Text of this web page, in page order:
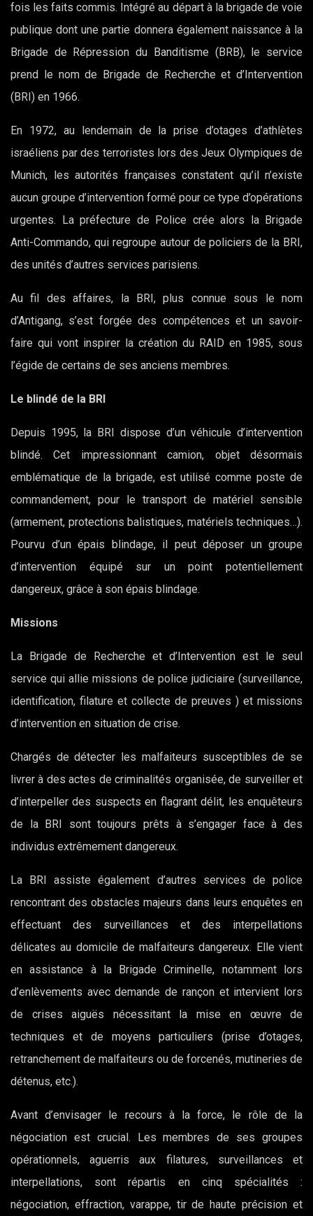
fois les faits commis. Intégré au départ à la brigade de voie
publique dont une partie donnera également naissance à la
Brigade de Répression du Banditisme (BRB), le service
prend le nom de Brigade de Recherche et d’Intervention
(BRI) en 1966.
En 1972, au lendemain de la prise d’otages d’athlètes
israéliens par des terroristes lors des Jeux Olympiques de
Munich, les autorités françaises constatent qu’il n’existe
aucun groupe d’intervention formé pour ce type d’opérations
urgentes. La préfecture de Police crée alors la Brigade
Anti-Commando, qui regroupe autour de policiers de la BRI,
des unités d’autres services parisiens.
Au fil des affaires, la BRI, plus connue sous le nom
d’Antigang, s’est forgée des compétences et un savoir-
faire qui vont inspirer la création du RAID en 1985, sous
l’égide de certains de ses anciens membres.
Le blindé de la BRI
Depuis 1995, la BRI dispose d’un véhicule d’intervention
blindé. Cet impressionnant camion, objet désormais
emblématique de la brigade, est utilisé comme poste de
commandement, pour le transport de matériel sensible
(armement, protections balistiques, matériels techniques…).
Pourvu d’un épais blindage, il peut déposer un groupe
d’intervention équipé sur un point potentiellement
dangereux, grâce à son épais blindage.
Missions
La Brigade de Recherche et d’Intervention est le seul
service qui allie missions de police judiciaire (surveillance,
identification, filature et collecte de preuves ) et missions
d’intervention en situation de crise.
Chargés de détecter les malfaiteurs susceptibles de se
livrer à des actes de criminalités organisée, de surveiller et
d’interpeller des suspects en flagrant délit, les enquêteurs
de la BRI sont toujours prêts à s’engager face à des
individus extrêmement dangereux.
La BRI assiste également d’autres services de police
rencontrant des obstacles majeurs dans leurs enquêtes en
effectuant des surveillances et des interpellations
délicates au domicile de malfaiteurs dangereux. Elle vient
en assistance à la Brigade Criminelle, notamment lors
d’enlèvements avec demande de rançon et intervient lors
de crises aiguës nécessitant la mise en œuvre de
techniques et de moyens particuliers (prise d’otages,
retranchement de malfaiteurs ou de forcenés, mutineries de
détenus, etc.).
Avant d’envisager le recours à la force, le rôle de la
négociation est crucial. Les membres de ses groupes
opérationnels, aguerris aux filatures, surveillances et
interpellations, sont répartis en cinq spécialités :
négociation, effraction, varappe, tir de haute précision et